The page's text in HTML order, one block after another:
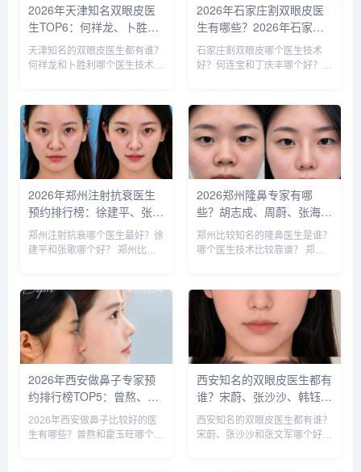
2026年天津知名双眼皮医
生TOP6：何祥龙、卜胜
利、关迪剑、邵妍、夏红
福、毕小丽:好？
天津知名的双眼皮医生都有谁？
何祥龙和卜胜利哪个医生技术比
何祥龙、卜胜利、关迪剑、邵
妍、夏红福、毕小丽，尤其何医
生和卜医生咨询和预约的最多，
据顾客...
2026年石家庄割双眼皮医
生有哪些？2026年石家庄
双眼皮专家预约排行榜前十
名大全
石家庄割双眼皮哪个医生技术
好？何连宝和丁庆丰哪个好？
丁庆丰、崔剑、张洁、王亚斌、
马云鹏、张玉辉、李海霞等，哪
个医生技术更好呢？我们一起来
分析下...
2026年郑州注射抗衰医生
预约排行榜：徐建平、张
歌、赵永华、张婉霞、王妍
芝、唐喜、李娟、朱怡梦哪
郑州注射抗衰哪个医生最好？徐
建平和张歌哪个好？ 郑州比较
芝、唐喜、李娟、朱怡梦。徐建
平和张歌医生是咨询和预约最多
的医生，咨询预约添加微信号：
bia...
2026郑州隆鼻专家有哪
些？胡志成、周蔚、张海
洋、王启立、张鹏、李冰谁
做鼻子更好？
郑州比较知名的隆鼻医生是谁？
哪个医生技术比较靠谱？ 郑州
李冰等，胡医生和张医生咨询和
预约的人最多，技术也更靠谱
些，咨询预约添加微信号：
bianm...
2026年西安做鼻子专家预
约排行榜TOP5：曾熬、霍
玉旺、房志强、蒋立、刘宝
军哪个更好？
2026年西安做鼻子比较好的医
生有哪些？曾熬和霍玉旺哪个更
西安知名的双眼皮医生都有
谁？宋蔚、张沙沙、韩钰
博、王璇、张文军谁做双眼
皮更好？
西安知名的双眼皮医生都有谁？
宋蔚、张沙沙和张文军哪个好？